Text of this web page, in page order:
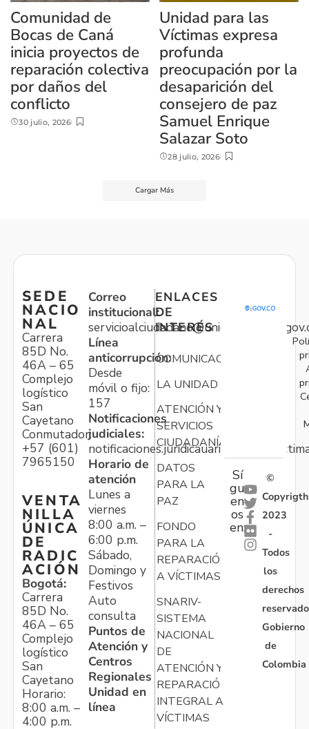
Comunidad de
Bocas de Caná
inicia proyectos de
reparación colectiva
por daños del
conflicto
30 julio, 2026
Unidad para las
Víctimas expresa
profunda
preocupación por la
desaparición del
consejero de paz
Samuel Enrique
Salazar Soto
28 julio, 2026
Cargar Más
SEDE
NACIO
NAL
Carrera
85D No.
46A – 65
Complejo
logístico
San
Cayetano
Conmutador:
+57 (601)
7965150
VENTA
NILLA
ÚNICA
DE
RADIC
ACIÓN
Bogotá:
Carrera
85D No.
46A – 65
Complejo
logístico
San
Cayetano
Horario:
8:00 a.m. –
4:00 p.m.
Correo
institucional:
Línea
anticorrupción:
Desde
móvil o fijo:
157
Notificaciones
judiciales:
Horario de
atención
Lunes a
viernes
8:00 a.m. –
6:00 p.m.
Sábado,
Domingo y
Festivos
Auto
consulta
Puntos de
Atención y
Centros
Regionales
Unidad en
línea
ENLACES
DE
INTERÉS
COMUNICACIONES
LA UNIDAD
ATENCIÓN Y
SERVICIOS
CIUDADANÍA
DATOS
PARA LA
PAZ
FONDO
PARA LA
REPARACIÓN
A VÍCTIMAS
SNARIV-
SISTEMA
NACIONAL
DE
ATENCIÓN Y
REPARACIÓN
INTEGRAL A
VÍCTIMAS
Sí
gu
en
os
en:
©
Copyrigth
2023
-
Todos
los
derechos
Gobierno
de
Colombia